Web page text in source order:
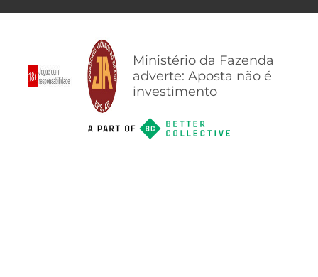
Ministério da Fazenda
adverte: Aposta não é
investimento